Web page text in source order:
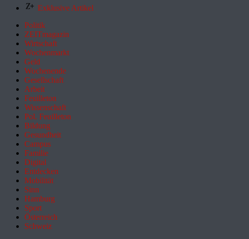
Exklusive Artikel
Politik
ZEITmagazin
Wirtschaft
Wochenmarkt
Geld
Wochenende
Gesellschaft
Arbeit
Feuilleton
Wissenschaft
Pol. Feuilleton
Bildung
Gesundheit
Campus
Familie
Digital
Entdecken
Mobilität
Sinn
Hamburg
Sport
Österreich
Schweiz